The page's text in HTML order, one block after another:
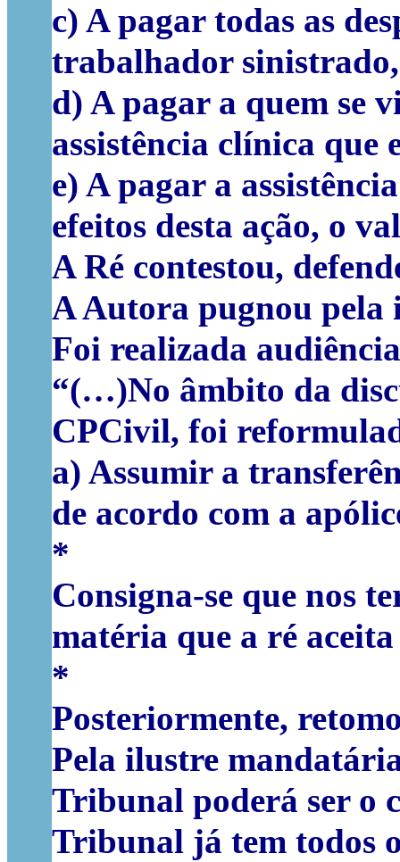
c) A pagar todas as
trabalhador sinistrado,
d) A pagar a quem se
assistência clínica que
e) A pagar a
efeitos desta ação, o
A Ré contestou,
A Autora pugnou pela
Foi realizada
“(…)No âmbito da
CPCivil, foi
a) Assumir a
de acordo com a
*
Consigna-se que nos
matéria que a ré
*
Posteriormente,
Pela ilustre
Tribunal poderá ser o
Tribunal já tem todos